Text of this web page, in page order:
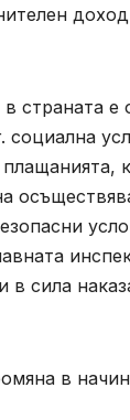
страната е
социална
сила
в